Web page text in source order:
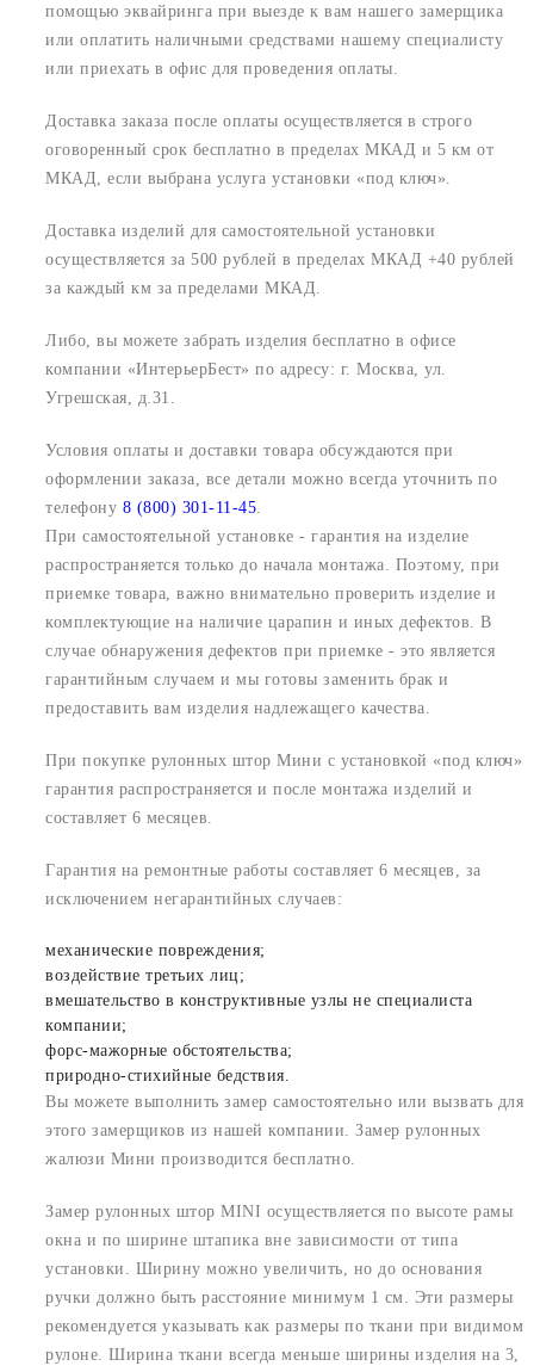
помощью эквайринга при выезде к вам нашего замерщика
или оплатить наличными средствами нашему специалисту
или приехать в офис для проведения оплаты.
Доставка заказа после оплаты осуществляется в строго
оговоренный срок бесплатно в пределах МКАД и 5 км от
МКАД, если выбрана услуга установки «под ключ».
Доставка изделий для самостоятельной установки
осуществляется за 500 рублей в пределах МКАД +40 рублей
за каждый км за пределами МКАД.
Либо, вы можете забрать изделия бесплатно в офисе
компании «ИнтерьерБест» по адресу: г. Москва, ул.
Угрешская, д.31.
Условия оплаты и доставки товара обсуждаются при
оформлении заказа, все детали можно всегда уточнить по
телефону 8 (800) 301-11-45
При самостоятельной установке - гарантия на изделие
распространяется только до начала монтажа. Поэтому, при
приемке товара, важно внимательно проверить изделие и
комплектующие на наличие царапин и иных дефектов. В
случае обнаружения дефектов при приемке - это является
гарантийным случаем и мы готовы заменить брак и
предоставить вам изделия надлежащего качества.
При покупке рулонных штор Мини с установкой «под ключ»
гарантия распространяется и после монтажа изделий и
составляет 6 месяцев.
Гарантия на ремонтные работы составляет 6 месяцев, за
исключением негарантийных случаев:
механические повреждения;
воздействие третьих лиц;
вмешательство в конструктивные узлы не специалиста
компании;
форс-мажорные обстоятельства;
природно-стихийные бедствия.
Вы можете выполнить замер самостоятельно или вызвать для
этого замерщиков из нашей компании. Замер рулонных
жалюзи Мини производится бесплатно.
Замер рулонных штор MINI осуществляется по высоте рамы
окна и по ширине штапика вне зависимости от типа
установки. Ширину можно увеличить, но до основания
ручки должно быть расстояние минимум 1 см. Эти размеры
рекомендуется указывать как размеры по ткани при видимом
рулоне. Ширина ткани всегда меньше ширины изделия на 3,